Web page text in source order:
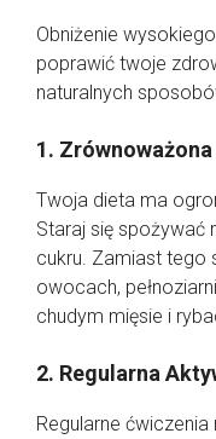
Obniżenie
poprawić twoje
naturalnych
1.
Twoja dieta ma
Staraj się spożywać
cukru. Zamiast tego
owocach,
chudym mięsie i
2. Regularna
Regularne